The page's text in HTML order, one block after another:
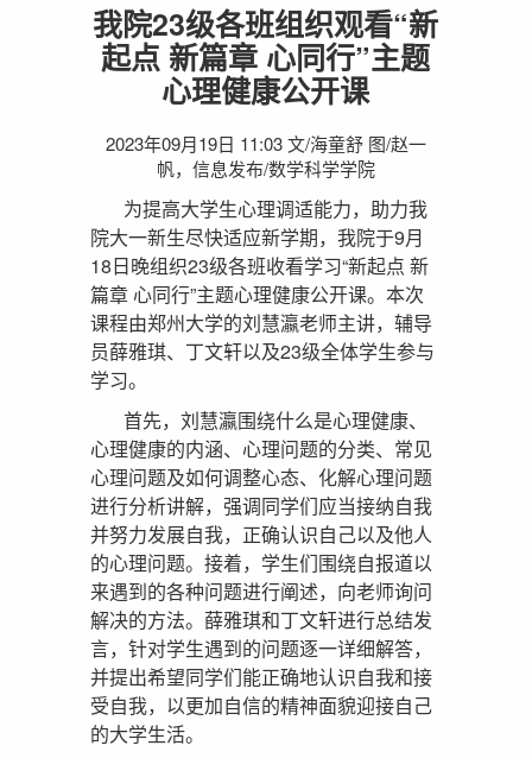
我院23级各班组织观看“新
起点 新篇章 心同行”主题
心理健康公开课
2023年09月19日 11:03 文/海童舒 图/赵一
帆，信息发布/数学科学学院
为提高大学生心理调适能力，助力我
院大一新生尽快适应新学期，我院于9月
18日晚组织23级各班收看学习“新起点 新
篇章 心同行”主题心理健康公开课。本次
课程由郑州大学的刘慧瀛老师主讲，辅导
员薛雅琪、丁文轩以及23级全体学生参与
学习。
首先，刘慧瀛围绕什么是心理健康、
心理健康的内涵、心理问题的分类、常见
心理问题及如何调整心态、化解心理问题
进行分析讲解，强调同学们应当接纳自我
并努力发展自我，正确认识自己以及他人
的心理问题。接着，学生们围绕自报道以
来遇到的各种问题进行阐述，向老师询问
解决的方法。薛雅琪和丁文轩进行总结发
言，针对学生遇到的问题逐一详细解答，
并提出希望同学们能正确地认识自我和接
受自我，以更加自信的精神面貌迎接自己
的大学生活。